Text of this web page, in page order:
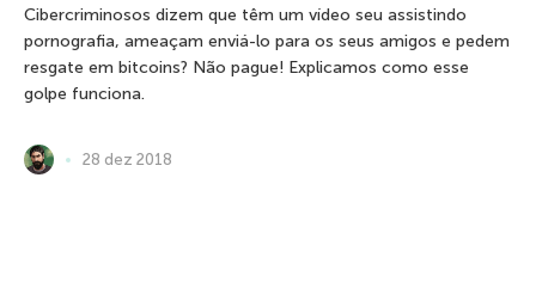
Cibercriminosos dizem que têm um vídeo seu assistindo
pornografia, ameaçam enviá-lo para os seus amigos e pedem
resgate em bitcoins? Não pague! Explicamos como esse
golpe funciona.
28 dez 2018